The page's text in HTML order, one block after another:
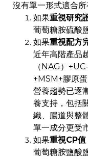
沒有單一形式適合
如果重視研究
葡萄糖胺硫酸
如果重視配方
近年高階產品
（NAG）
+MSM+膠原
營養趨勢已逐
養支持，包括
織、腸道與整
單一成分更受
如果重視CP值
葡萄糖胺鹽酸